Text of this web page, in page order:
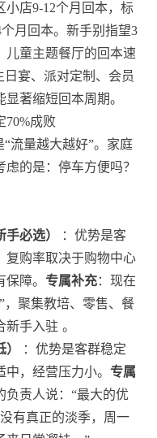
小店9-12个月回本，标
月回本。新手别指望3
儿童主题餐厅的回本速
宴、派对定制、会员
著缩短回本周期。
70%成败
流量越大越好”。家庭
的是：停车方便吗？
必选）
：优势是客
复购率取决于购物中心
障。 专属补充：现在
，聚集教培、零售、餐
新手入驻 。
：优势是客群稳定
中，经营压力小。 专属
负责人说：“最大的优
有真正的淡季，周一